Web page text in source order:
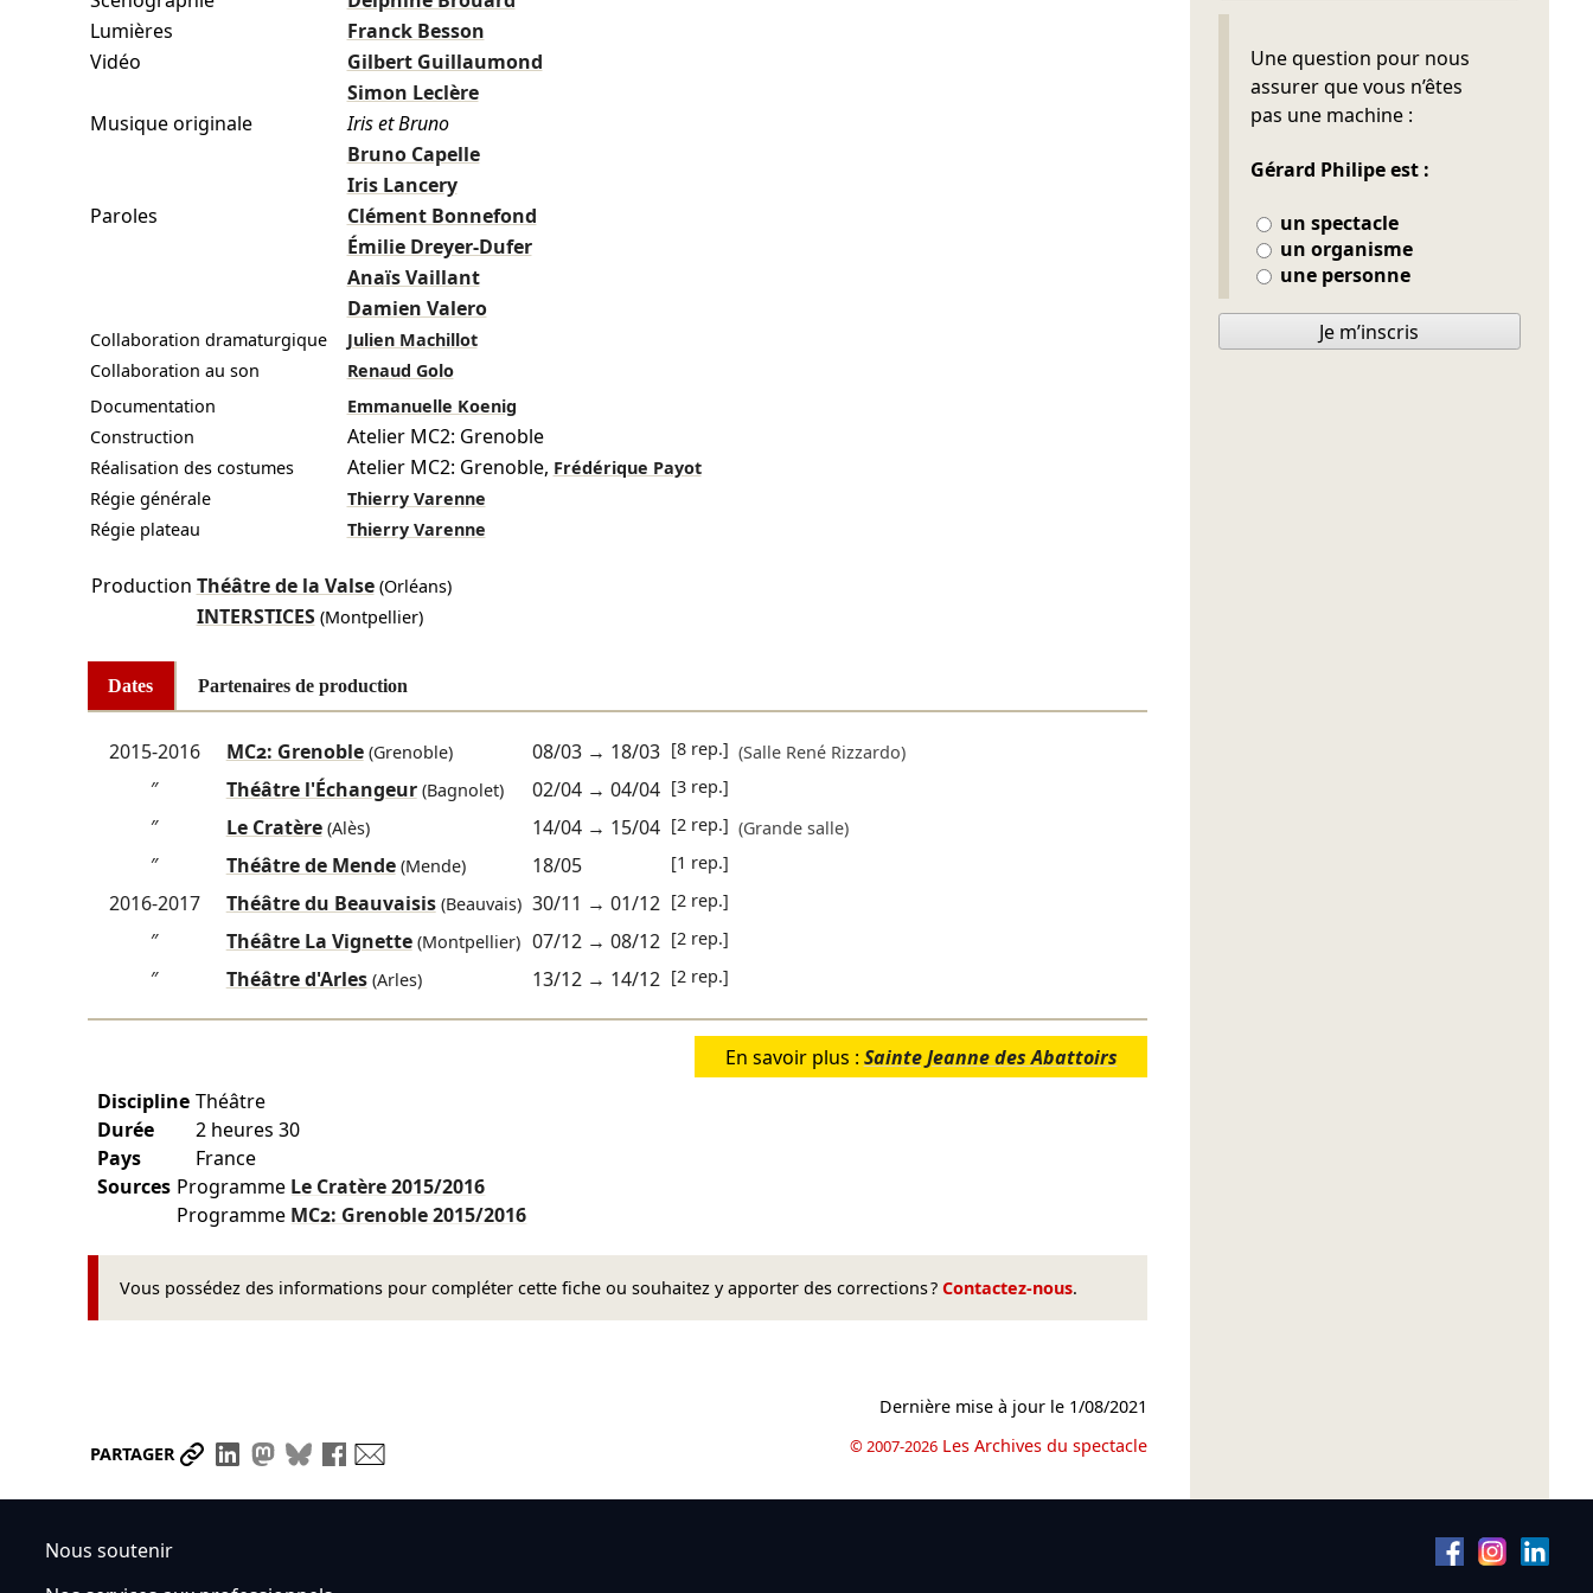
Lumières
Franck Besson
Vidéo
Gilbert Guillaumond
Simon Leclère
Musique originale
Iris et Bruno
Bruno Capelle
Iris Lancery
Paroles
Clément Bonnefond
Émilie Dreyer-Dufer
Anaïs Vaillant
Damien Valero
Collaboration dramaturgique
Julien Machillot
Collaboration au son
Renaud Golo
Documentation
Emmanuelle Koenig
Construction
Atelier MC2: Grenoble
Réalisation des costumes Atelier MC2: Grenoble, Frédérique Payot
Régie générale
Thierry Varenne
Régie plateau
Thierry Varenne
Production Théâtre de la Valse(Orléans)
INTERSTICES(Montpellier)
Dates Partenaires de production
2015-2016 MC2: Grenoble(Grenoble) 08/03→ 18/03 [8 rep.] (Salle René Rizzardo)
″ Théâtre l'Échangeur(Bagnolet) 02/04→ 04/04 [3 rep.]
″ Le Cratère(Alès) 14/04→ 15/04 [2 rep.] (Grande salle)
″ Théâtre de Mende(Mende) 18/05 [1 rep.]
2016-2017 Théâtre du Beauvaisis(Beauvais) 30/11 → 01/12 [2 rep.]
″ Théâtre La Vignette(Montpellier) 07/12→ 08/12 [2 rep.]
″ Théâtre d'Arles(Arles) 13/12→ 14/12 [2 rep.]
En savoir plus : Sainte Jeanne des Abattoirs
Discipline Théâtre
Durée
2 heures 30
Pays
France
Sources Programme Le Cratère2015/2016
Programme MC2: Grenoble2015/2016
Vous possédez des informations pour compléter cette fiche ou souhaitez y apporter des corrections ? Contactez-nous.
PARTAGER Partager le lien
Partager sur LinkedIn
Partager sur Mastodon
Partager sur Bluesky
Partager sur Facebook
Dernière mise à jour le 1/08/2021
© 2007-2026 Les Archives du spectacle
Une question pour nous
assurer que vous n’êtes
pas une machine :
Gérard Philipe est :
un spectacle
un organisme
une personne
Ne pas remplir
Je m’inscris
Nous soutenir